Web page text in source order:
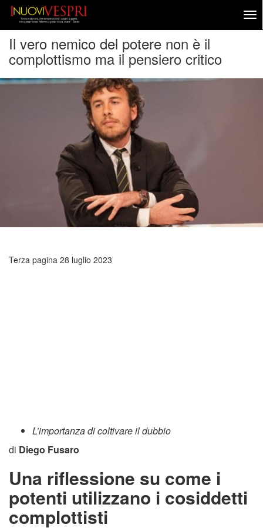
Il vero nemico del potere non è il
complottismo ma il pensiero critico
Terza pagina 28 luglio 2023
L’importanza di coltivare il dubbio
di Diego Fusaro
Una riflessione su come i
potenti utilizzano i cosiddetti
complottisti